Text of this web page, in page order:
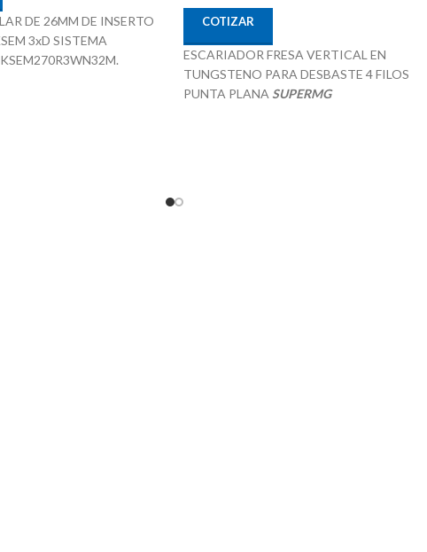
DE 26MM DE INSERTO
3xD SISTEMA
COTIZAR
ESCARIADOR FRESA VERTICAL EN
TUNGSTENO PARA DESBASTE 4 FILOS
PUNTA PLANA SUPERMG